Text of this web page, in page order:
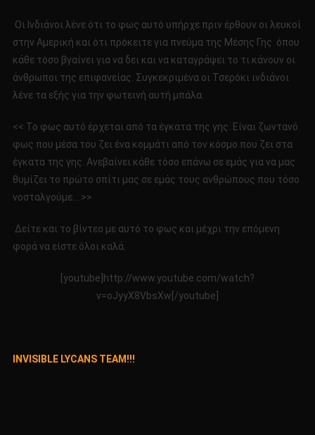
Οι Ινδιάνοι λένε ότι το φως αυτό υπήρχε πριν έρθουν οι λευκοί
στην Αμερική και ότι πρόκειτε για πνεύμα της Μέσης Γης όπου
κάθε τόσο βγαίνει για να δει και να καταγράψει το τι κάνουν οι
άνθρωποι της επιφανείας. Συγκεκριμένα οι Τσερόκι ινδιάνοι
λένε τα εξής για την φωτεινή αυτή μπάλα:
<< Το φως αυτό έρχεται από τα έγκατα της γης. Είναι ζωντανό
φως που μέσα του ζει ένα κομμάτι από τον κόσμο που ζει στα
έγκατα της γης. Ανεβαίνει κάθε τόσο επάνω σε εμάς για να μας
θυμίζει το πρώτο σπίτι μας σε εμάς τους ανθρώπους που τόσο
νοσταλγούμε… >>
Δείτε και το βίντεο με αυτό το φως και μέχρι την επόμενη
φορά να είστε όλοι καλά.
[youtube]http://www.youtube.com/watch?
v=oJyyX8VbsXw[/youtube]
INVISIBLE LYCANS TEAM!!!